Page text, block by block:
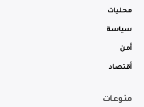
محليات
سياسة
أمن
أقتصاد
منوعات